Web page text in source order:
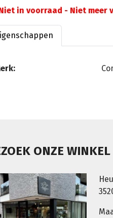
in voorraad - Niet meer
ONZE WINKEL